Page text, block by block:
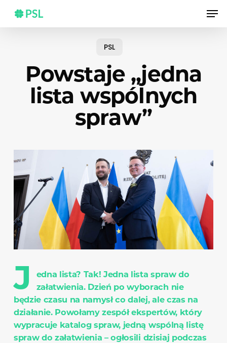
main
PSL
Powstaje „jedna
lista wspólnych
spraw”
J
edna lista? Tak! Jedna lista spraw do
załatwienia. Dzień po wyborach nie
będzie czasu na namysł co dalej, ale czas na
działanie. Powołamy zespół ekspertów, który
wypracuje katalog spraw, jedną wspólną listę
spraw do załatwienia – ogłosili dzisiaj podczas